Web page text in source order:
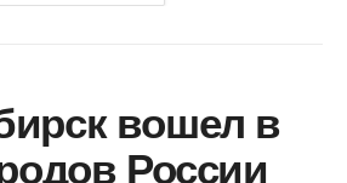
вошел в
России